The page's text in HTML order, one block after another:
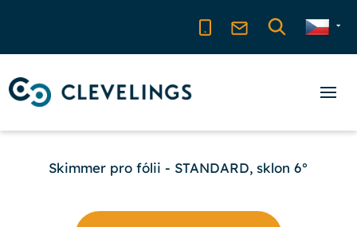
Skimmer pro fólii - STANDARD, sklon 6°